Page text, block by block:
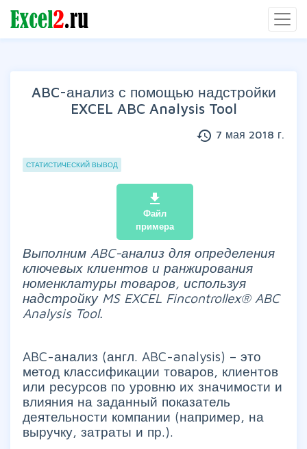
ABC-анализ с помощью надстройки
EXCEL ABC Analysis Tool
history 7 мая 2018 г.
Группы статей
СТАТИСТИЧЕСКИЙ ВЫВОД
file_download
Файл
примера
Выполним ABC-анализ для определения
ключевых клиентов и ранжирования
номенклатуры товаров, используя
надстройку MS EXCEL Fincontrollex® ABC
Analysis Tool.
ABC-анализ (англ. ABC-analysis) – это
метод классификации товаров, клиентов
или ресурсов по уровню их значимости и
влияния на заданный показатель
деятельности компании (например, на
выручку, затраты и пр.).